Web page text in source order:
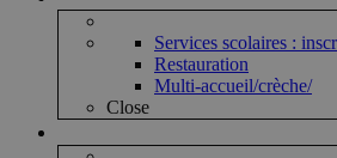
Services scolaires :
Restauration
Multi-accueil/crèche/
Close